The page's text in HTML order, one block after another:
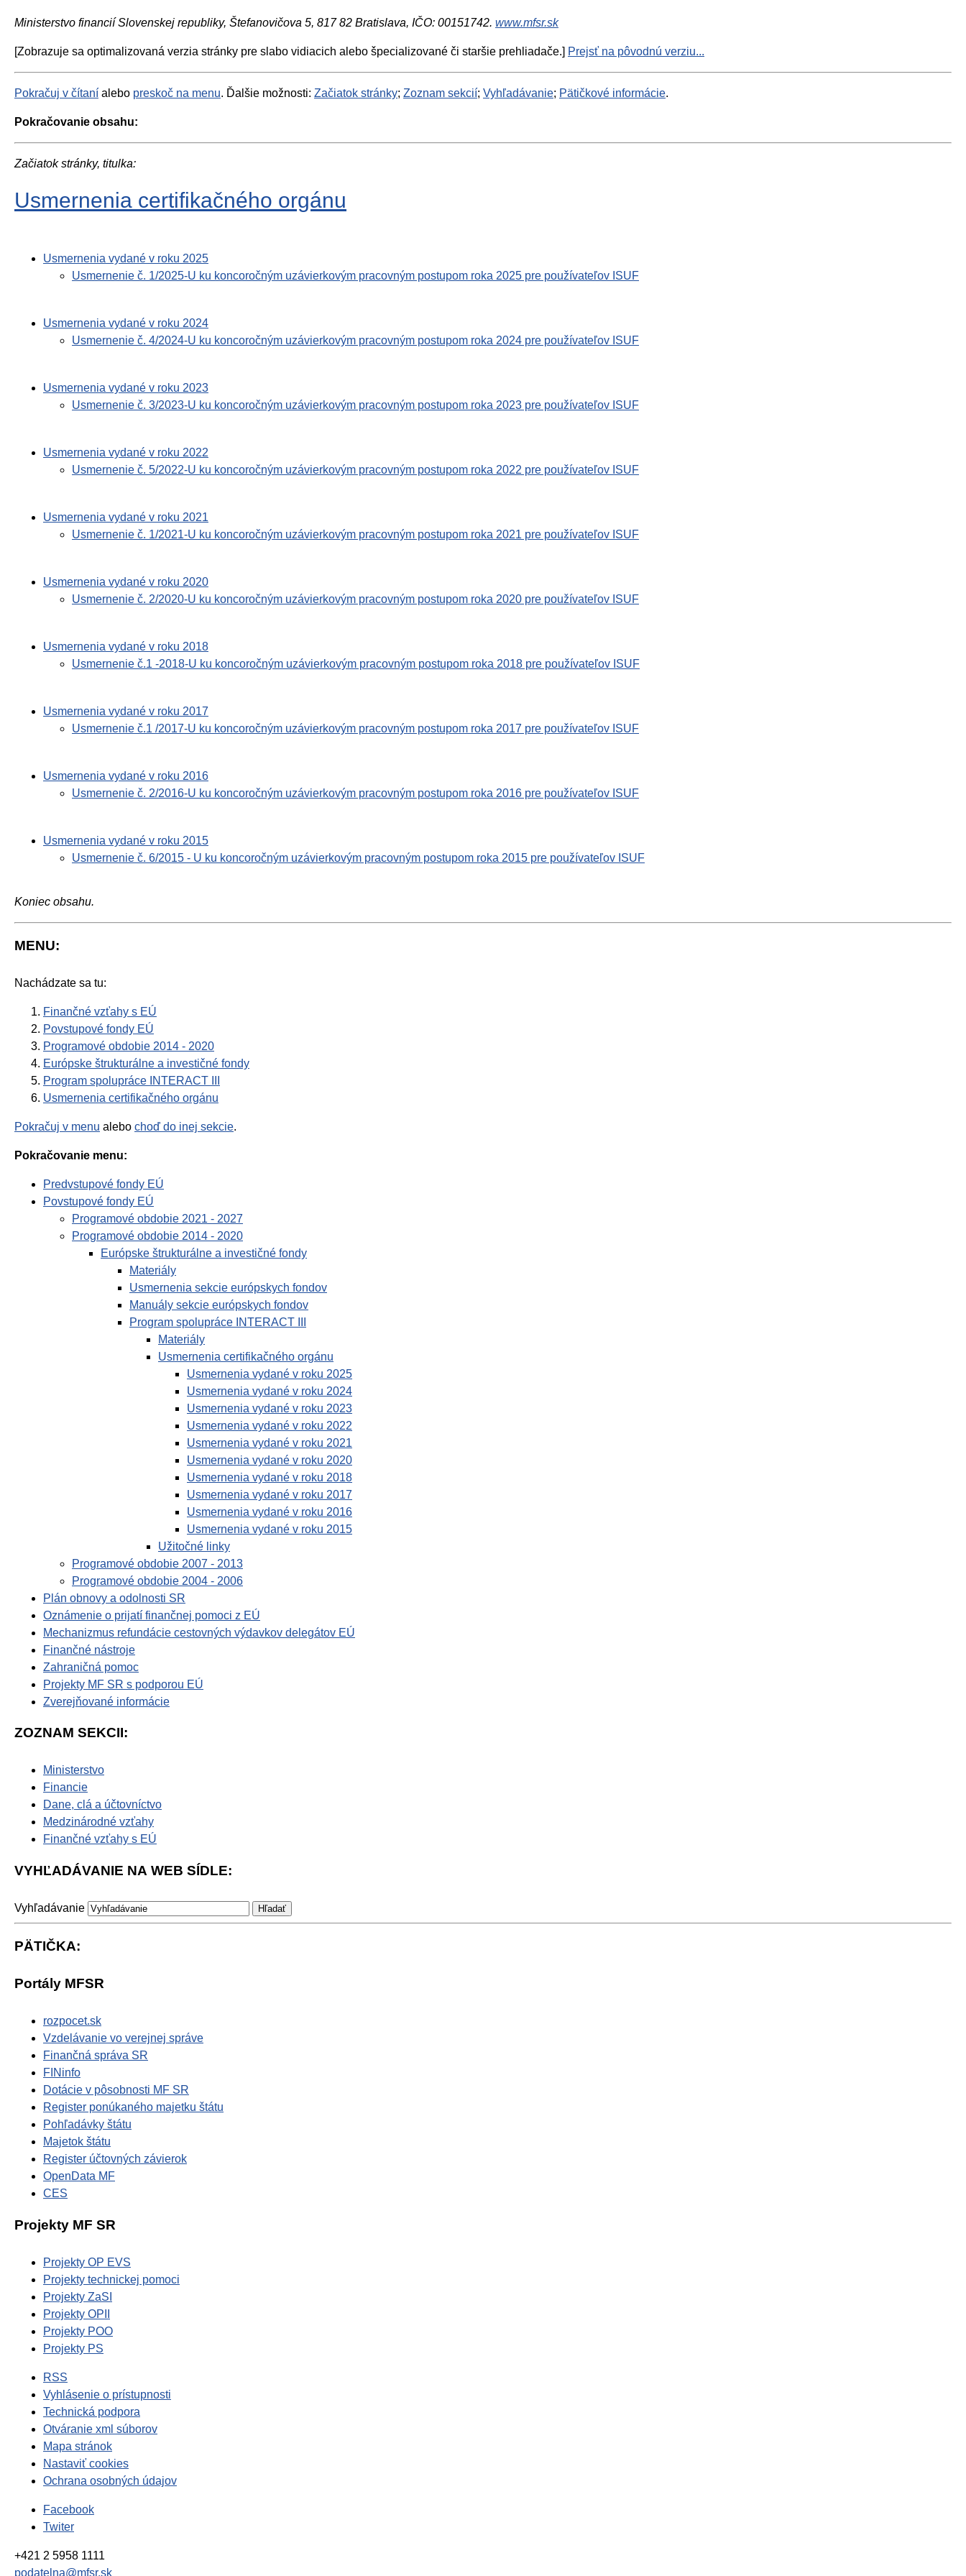
Ministerstvo financií Slovenskej republiky, Štefanovičova 5, 817 82 Bratislava, IČO: 00151742. www.mfsr.sk
[Zobrazuje sa optimalizovaná verzia stránky pre slabo vidiacich alebo špecializované či staršie prehliadače.] Prejsť na pôvodnú verziu...
Pokračuj v čítaní alebo preskoč na menu. Ďalšie možnosti: Začiatok stránky; Zoznam sekcií; Vyhľadávanie; Pätičkové informácie.
Pokračovanie obsahu:
Začiatok stránky, titulka:
Usmernenia certifikačného orgánu
Usmernenia vydané v roku 2025
Usmernenie č. 1/2025-U ku koncoročným uzávierkovým pracovným postupom roka 2025 pre používateľov ISUF
Usmernenia vydané v roku 2024
Usmernenie č. 4/2024-U ku koncoročným uzávierkovým pracovným postupom roka 2024 pre používateľov ISUF
Usmernenia vydané v roku 2023
Usmernenie č. 3/2023-U ku koncoročným uzávierkovým pracovným postupom roka 2023 pre používateľov ISUF
Usmernenia vydané v roku 2022
Usmernenie č. 5/2022-U ku koncoročným uzávierkovým pracovným postupom roka 2022 pre používateľov ISUF
Usmernenia vydané v roku 2021
Usmernenie č. 1/2021-U ku koncoročným uzávierkovým pracovným postupom roka 2021 pre používateľov ISUF
Usmernenia vydané v roku 2020
Usmernenie č. 2/2020-U ku koncoročným uzávierkovým pracovným postupom roka 2020 pre používateľov ISUF
Usmernenia vydané v roku 2018
Usmernenie č.1 -2018-U ku koncoročným uzávierkovým pracovným postupom roka 2018 pre používateľov ISUF
Usmernenia vydané v roku 2017
Usmernenie č.1 /2017-U ku koncoročným uzávierkovým pracovným postupom roka 2017 pre používateľov ISUF
Usmernenia vydané v roku 2016
Usmernenie č. 2/2016-U ku koncoročným uzávierkovým pracovným postupom roka 2016 pre používateľov ISUF
Usmernenia vydané v roku 2015
Usmernenie č. 6/2015 - U ku koncoročným uzávierkovým pracovným postupom roka 2015 pre používateľov ISUF
Koniec obsahu.
MENU:
Nachádzate sa tu:
Finančné vzťahy s EÚ
Povstupové fondy EÚ
Programové obdobie 2014 - 2020
Európske štrukturálne a investičné fondy
Program spolupráce INTERACT III
Usmernenia certifikačného orgánu
Pokračuj v menu alebo choď do inej sekcie.
Pokračovanie menu:
Predvstupové fondy EÚ
Povstupové fondy EÚ
Programové obdobie 2021 - 2027
Programové obdobie 2014 - 2020
Európske štrukturálne a investičné fondy
Materiály
Usmernenia sekcie európskych fondov
Manuály sekcie európskych fondov
Program spolupráce INTERACT III
Materiály
Usmernenia certifikačného orgánu
Usmernenia vydané v roku 2025
Usmernenia vydané v roku 2024
Usmernenia vydané v roku 2023
Usmernenia vydané v roku 2022
Usmernenia vydané v roku 2021
Usmernenia vydané v roku 2020
Usmernenia vydané v roku 2018
Usmernenia vydané v roku 2017
Usmernenia vydané v roku 2016
Usmernenia vydané v roku 2015
Užitočné linky
Programové obdobie 2007 - 2013
Programové obdobie 2004 - 2006
Plán obnovy a odolnosti SR
Oznámenie o prijatí finančnej pomoci z EÚ
Mechanizmus refundácie cestovných výdavkov delegátov EÚ
Finančné nástroje
Zahraničná pomoc
Projekty MF SR s podporou EÚ
Zverejňované informácie
ZOZNAM SEKCII:
Ministerstvo
Financie
Dane, clá a účtovníctvo
Medzinárodné vzťahy
Finančné vzťahy s EÚ
VYHĽADÁVANIE NA WEB SÍDLE:
Vyhľadávanie
PÄTIČKA:
Portály MFSR
rozpocet.sk
Vzdelávanie vo verejnej správe
Finančná správa SR
FINinfo
Dotácie v pôsobnosti MF SR
Register ponúkaného majetku štátu
Pohľadávky štátu
Majetok štátu
Register účtovných závierok
OpenData MF
CES
Projekty MF SR
Projekty OP EVS
Projekty technickej pomoci
Projekty ZaSI
Projekty OPII
Projekty POO
Projekty PS
RSS
Vyhlásenie o prístupnosti
Technická podpora
Otváranie xml súborov
Mapa stránok
Nastaviť cookies
Ochrana osobných údajov
Facebook
Twiter
+421 2 5958 1111
podatelna@mfsr.sk